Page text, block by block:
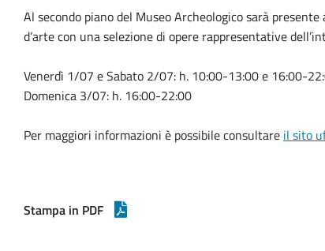
Al secondo piano del Museo Archeologico sarà presente
d’arte con una selezione di opere rappresentative
Venerdì 1/07 e Sabato 2/07: h. 10:00-13:00 e 16:00-
Domenica 3/07: h. 16:00-22:00
Per maggiori informazioni è possibile consultare il sito
Stampa in PDF